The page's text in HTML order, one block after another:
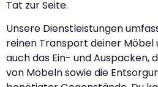
Tat zur Seite.
Unsere Dienstleistungen
reinen Transport deiner Möbel
auch das Ein- und Auspacken,
von Möbeln sowie die